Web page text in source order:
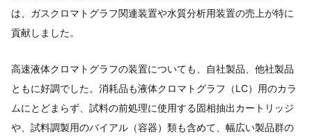
は、ガスクロマトグラフ関連装置や水質分析用装置の売上が特に
貢献しました。
高速液体クロマトグラフの装置についても、自社製品、他社製品
ともに好調でした。消耗品も液体クロマトグラフ（LC）用のカラ
ムにとどまらず、試料の前処理に使用する固相抽出カートリッジ
や、試料調製用のバイアル（容器）類も含めて、幅広い製品群の